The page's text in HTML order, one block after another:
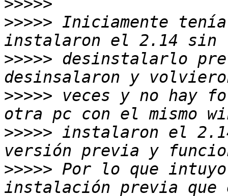
>>>>>
>>>>> Iniciamente
>>>>> desinstalarlo
>>>>> veces y no hay
>>>>> instalaron el
>>>>> Por lo que